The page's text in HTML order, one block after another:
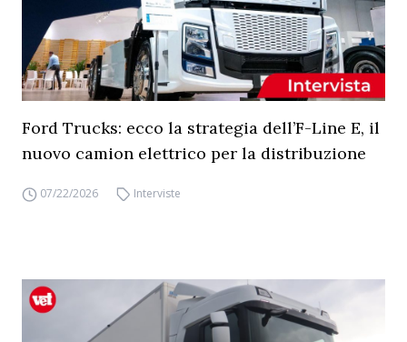
Ford Trucks: ecco la strategia dell’F-Line E, il
nuovo camion elettrico per la distribuzione
07/22/2026 Interviste